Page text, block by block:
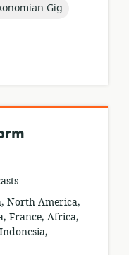
Gig
North America,
France, Africa,